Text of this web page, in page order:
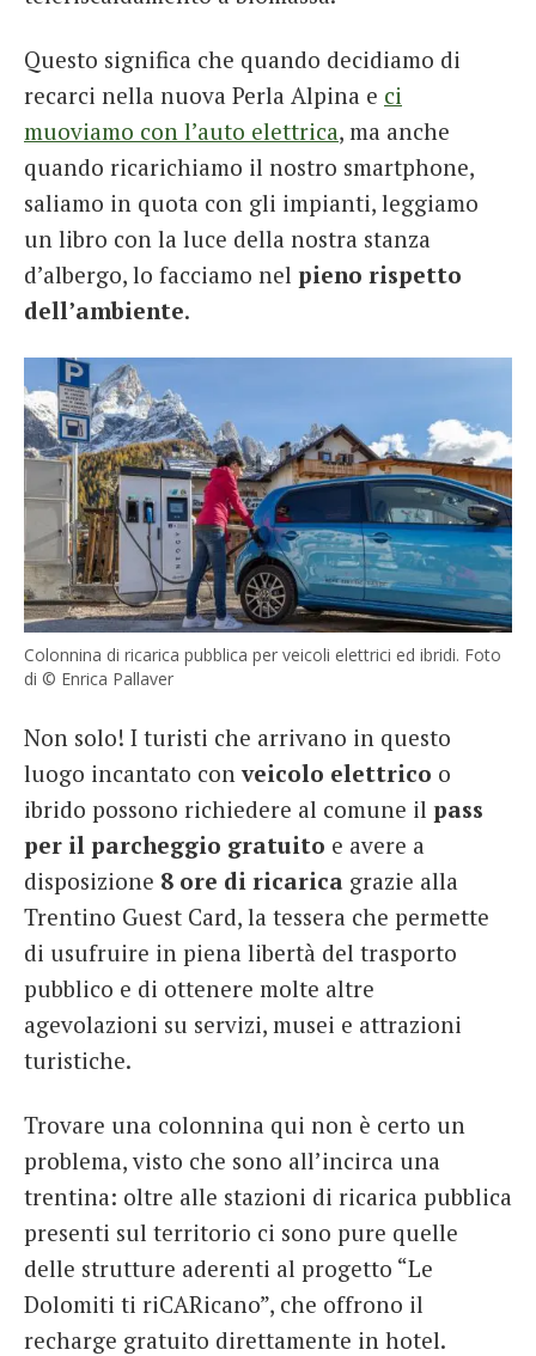
Questo significa che quando decidiamo di
recarci nella nuova Perla Alpina e ci
muoviamo con l’auto elettrica, ma anche
quando ricarichiamo il nostro smartphone,
saliamo in quota con gli impianti, leggiamo
un libro con la luce della nostra stanza
d’albergo, lo facciamo nel pieno rispetto
dell’ambiente.
Colonnina di ricarica pubblica per veicoli elettrici ed ibridi. Foto
di © Enrica Pallaver
Non solo! I turisti che arrivano in questo
luogo incantato conveicolo elettrico o
ibrido possono richiedere al comune il pass
per il parcheggio gratuito e avere a
disposizione 8 ore di ricarica grazie alla
Trentino Guest Card, la tessera che permette
di usufruire in piena libertà del trasporto
pubblico e di ottenere molte altre
agevolazioni su servizi, musei e attrazioni
turistiche.
Trovare una colonnina qui non è certo un
problema, visto che sono all’incirca una
trentina: oltre alle stazioni di ricarica pubblica
presenti sul territorio ci sono pure quelle
delle strutture aderenti al progetto “Le
Dolomiti ti riCARicano”, che offrono il
recharge gratuito direttamente in hotel.